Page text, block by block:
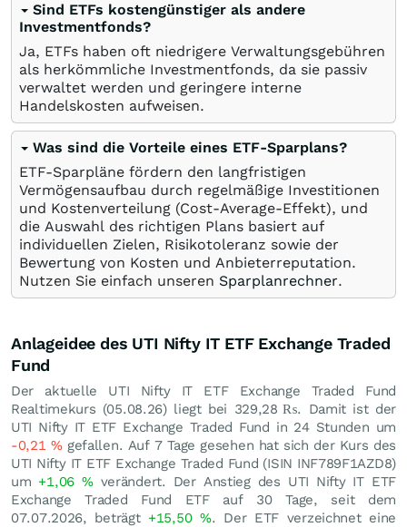
Sind ETFs kostengünstiger als andere
Investmentfonds?
Ja, ETFs haben oft niedrigere Verwaltungsgebühren
als herkömmliche Investmentfonds, da sie passiv
verwaltet werden und geringere interne
Handelskosten aufweisen.
Was sind die Vorteile eines ETF-Sparplans?
ETF-Sparpläne fördern den langfristigen
Vermögensaufbau durch regelmäßige Investitionen
und Kostenverteilung (Cost-Average-Effekt), und
die Auswahl des richtigen Plans basiert auf
individuellen Zielen, Risikotoleranz sowie der
Bewertung von Kosten und Anbieterreputation.
Nutzen Sie einfach unseren Sparplanrechner.
Anlageidee des UTI Nifty IT ETF Exchange Traded
Fund
Der aktuelle UTI Nifty IT ETF Exchange Traded Fund
Realtimekurs (05.08.26) liegt bei 329,28 ₨. Damit ist der
UTI Nifty IT ETF Exchange Traded Fund in 24 Stunden um
-0,21 %gefallen. Auf 7 Tage gesehen hat sich der Kurs des
UTI Nifty IT ETF Exchange Traded Fund (ISIN INF789F1AZD8)
um +1,06 %verändert. Der Anstieg des UTI Nifty IT ETF
Exchange Traded Fund ETF auf 30 Tage, seit dem
07.07.2026, beträgt +15,50 %. Der ETF verzeichnet eine